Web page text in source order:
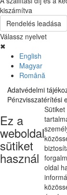
kiszámítva
Rendelés leadása
Válassz nyelvet
✖
English
Magyar
Română
Adatvédelmi
Pénzvisszatérítési
Ez a
weboldal
sütiket
használ
oldal